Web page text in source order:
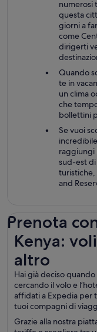
numerosi
questa
giorni a
come
dirigerti
Quando
te in
un clima
che
bollettini
Se vuoi
raggiungi
sud-est
turistiche,
and
Prenota
Kenya:
altro
Hai già deciso
cercando il volo e
affidati a Expedia per
tuoi compagni di
Grazie alla nostra
Kenya: voli